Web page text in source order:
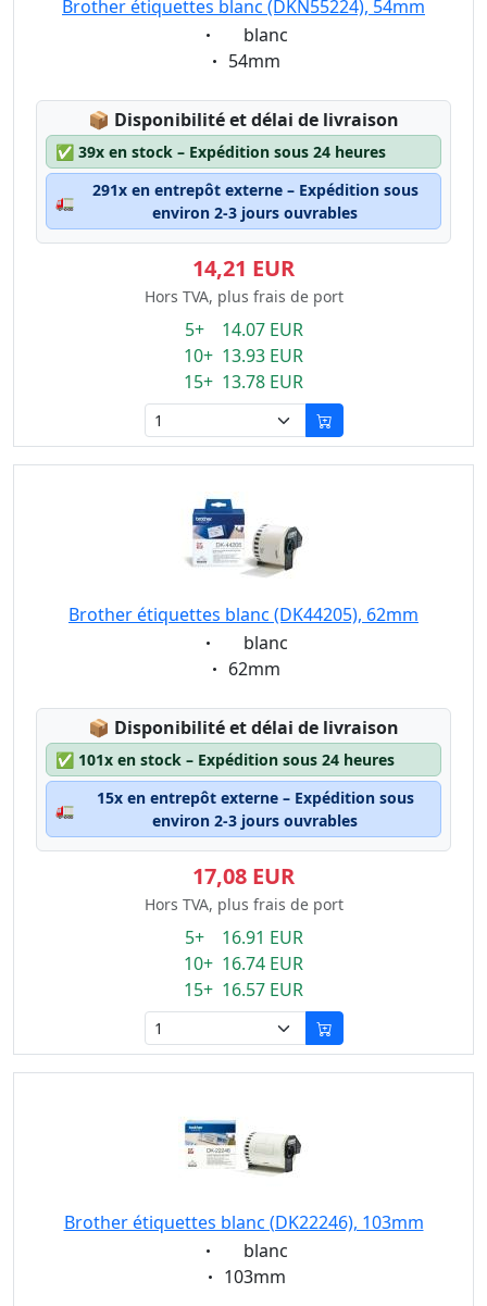
Brother étiquettes blanc (DKN55224), 54mm
Eigenschaft:
blanc
Eigenschaft:
54mm
📦 Lagerstatus:
Disponibilité et délai de livraison
✅ 39x en stock – Expédition sous 24 heures
🚛
291x en entrepôt externe – Expédition sous
environ 2-3 jours ouvrables
14,21 EUR
Hors TVA, plus frais de port
5+ 14.07 EUR
10+ 13.93 EUR
15+ 13.78 EUR
Brother étiquettes blanc (DK44205), 62mm
Eigenschaft:
blanc
Eigenschaft:
62mm
📦 Lagerstatus:
Disponibilité et délai de livraison
✅ 101x en stock – Expédition sous 24 heures
🚛
15x en entrepôt externe – Expédition sous
environ 2-3 jours ouvrables
17,08 EUR
Hors TVA, plus frais de port
5+ 16.91 EUR
10+ 16.74 EUR
15+ 16.57 EUR
Brother étiquettes blanc (DK22246), 103mm
Eigenschaft:
blanc
Eigenschaft:
103mm